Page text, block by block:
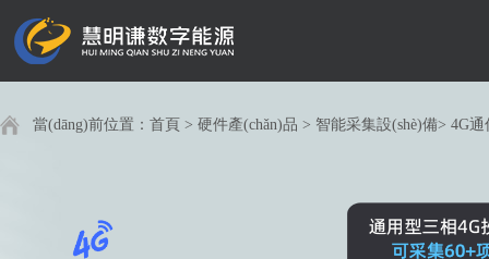
當(dāng)前位置： 首頁 > 硬件產(chǎn)品 > 智能采集設(shè)備> 4G通